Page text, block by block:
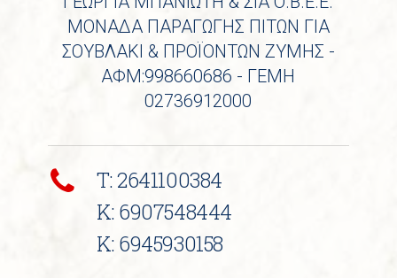
ΜΟΝΑΔΑ ΠΑΡΑΓΩΓΗΣ ΠΙΤΩΝ ΓΙΑ
ΣΟΥΒΛΑΚΙ & ΠΡΟΪΟΝΤΩΝ ΖΥΜΗΣ -
ΑΦΜ:998660686 - ΓΕΜΗ
02736912000
T: 2641100384
K: 6907548444
K: 6945930158